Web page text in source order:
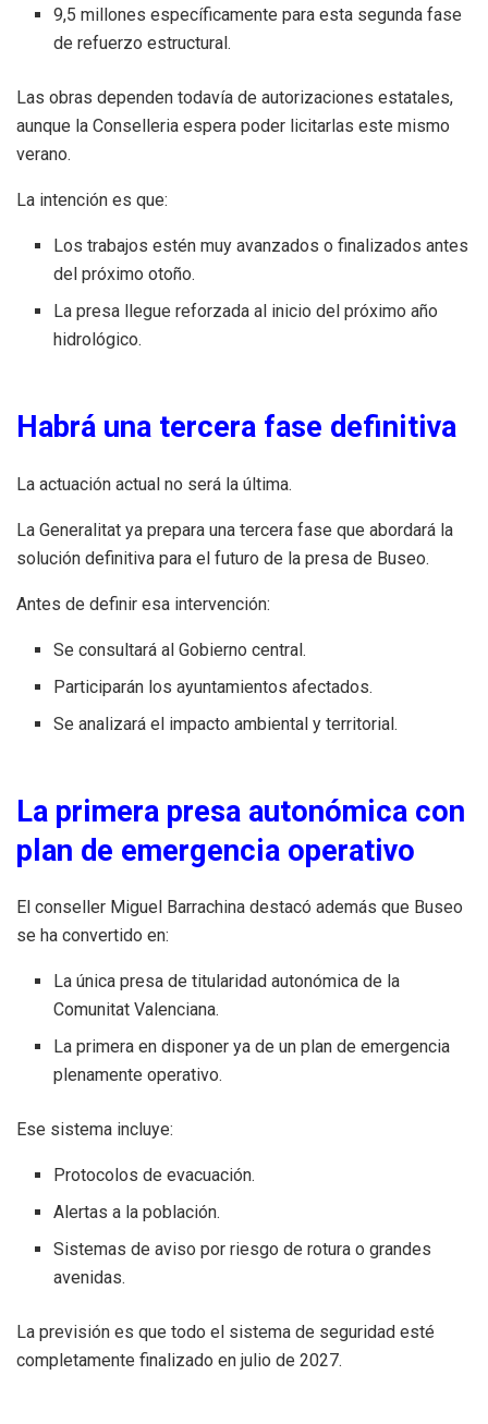
9,5 millones específicamente para esta segunda fase
de refuerzo estructural.
Las obras dependen todavía de autorizaciones estatales,
aunque la Conselleria espera poder licitarlas este mismo
verano.
La intención es que:
Los trabajos estén muy avanzados o finalizados antes
del próximo otoño.
La presa llegue reforzada al inicio del próximo año
hidrológico.
Habrá una tercera fase definitiva
La actuación actual no será la última.
La Generalitat ya prepara una tercera fase que abordará la
solución definitiva para el futuro de la presa de Buseo.
Antes de definir esa intervención:
Se consultará al Gobierno central.
Participarán los ayuntamientos afectados.
Se analizará el impacto ambiental y territorial.
La primera presa autonómica con
plan de emergencia operativo
El conseller Miguel Barrachina destacó además que Buseo
se ha convertido en:
La única presa de titularidad autonómica de la
Comunitat Valenciana.
La primera en disponer ya de un plan de emergencia
plenamente operativo.
Ese sistema incluye:
Protocolos de evacuación.
Alertas a la población.
Sistemas de aviso por riesgo de rotura o grandes
avenidas.
La previsión es que todo el sistema de seguridad esté
completamente finalizado en julio de 2027.